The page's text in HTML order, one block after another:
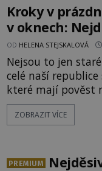
lidí ročně. A ač je
Kroky v
v oknech:
budí hrůzu
OD HELENA STEJSKALOVÁ
Nejsou to jen
celé naší
které mají pověst
ozývají
podivné jevy. Zatímco historici většinou hledají
svědectví po celé
ZOBRAZIT VÍCE
PREMIUM